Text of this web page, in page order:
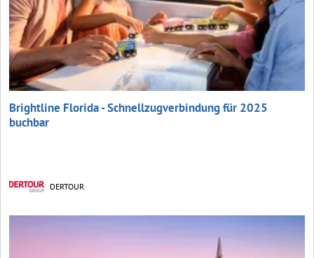
Brightline Florida - Schnellzugverbindung für 2025
buchbar
DERTOUR